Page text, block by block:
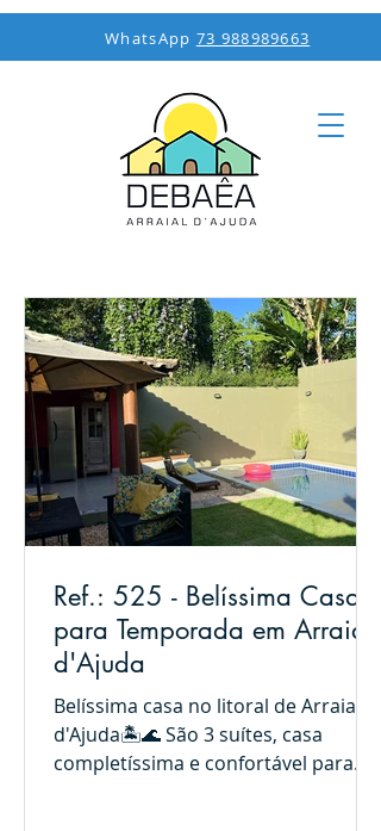
WhatsApp 73 988989663
Ref.: 525 - Belíssima Casa
para Temporada em Arraial
d'Ajuda
Belíssima casa no litoral de Arraial
d'Ajuda🏝️🌊 São 3 suítes, casa
completíssima e confortável para